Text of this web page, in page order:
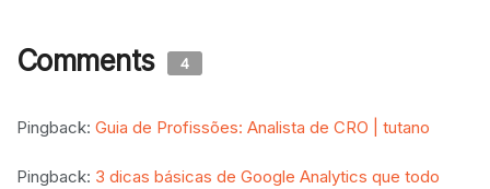
Comments 4
Pingback: Guia de Profissões: Analista de CRO | tutano
Pingback: 3 dicas básicas de Google Analytics que todo